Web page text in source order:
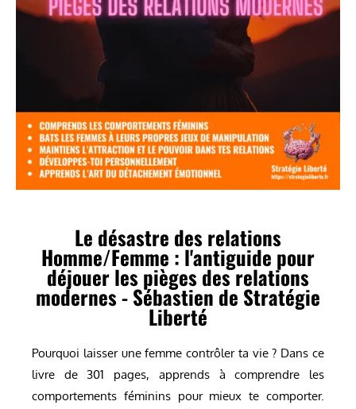
Le désastre des relations
Homme/Femme : l'antiguide pour
déjouer les pièges des relations
modernes - Sébastien de Stratégie
Liberté
Pourquoi laisser une femme contrôler ta vie ? Dans ce
livre de 301 pages, apprends à comprendre les
comportements féminins pour mieux te comporter.